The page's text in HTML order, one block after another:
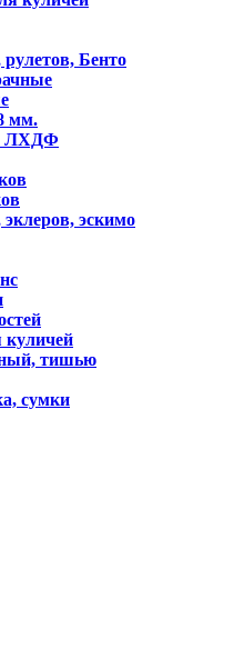
Бенто
мм.
ЛХДФ
эскимо
куличей
тишью
сумки